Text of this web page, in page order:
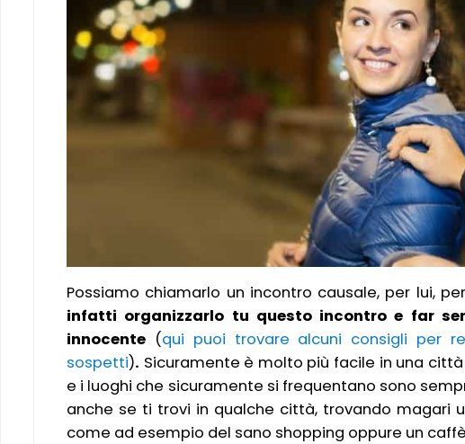
Possiamo chiamarlo un incontro causale, per lui,
infatti organizzarlo tu questo incontro e far
innocente (qui puoi trovare alcuni consigli per
sospetti). Sicuramente è molto più facile in una
e i luoghi che sicuramente si frequentano sono
anche se ti trovi in qualche città, trovando magari
come ad esempio del sano shopping oppure un